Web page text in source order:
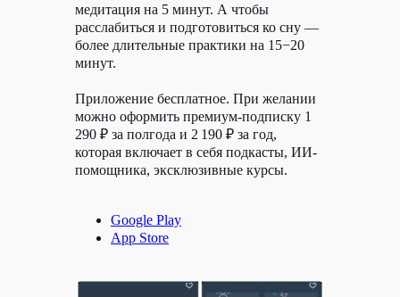
медитация на 5 минут. А чтобы
расслабиться и подготовиться ко сну —
более длительные практики на 15−20
минут.
Приложение бесплатное. При желании
можно оформить премиум-подписку 1
290 ₽ за полгода и 2 190 ₽ за год,
которая включает в себя подкасты, ИИ-
помощника, эксклюзивные курсы.
Google Play
App Store